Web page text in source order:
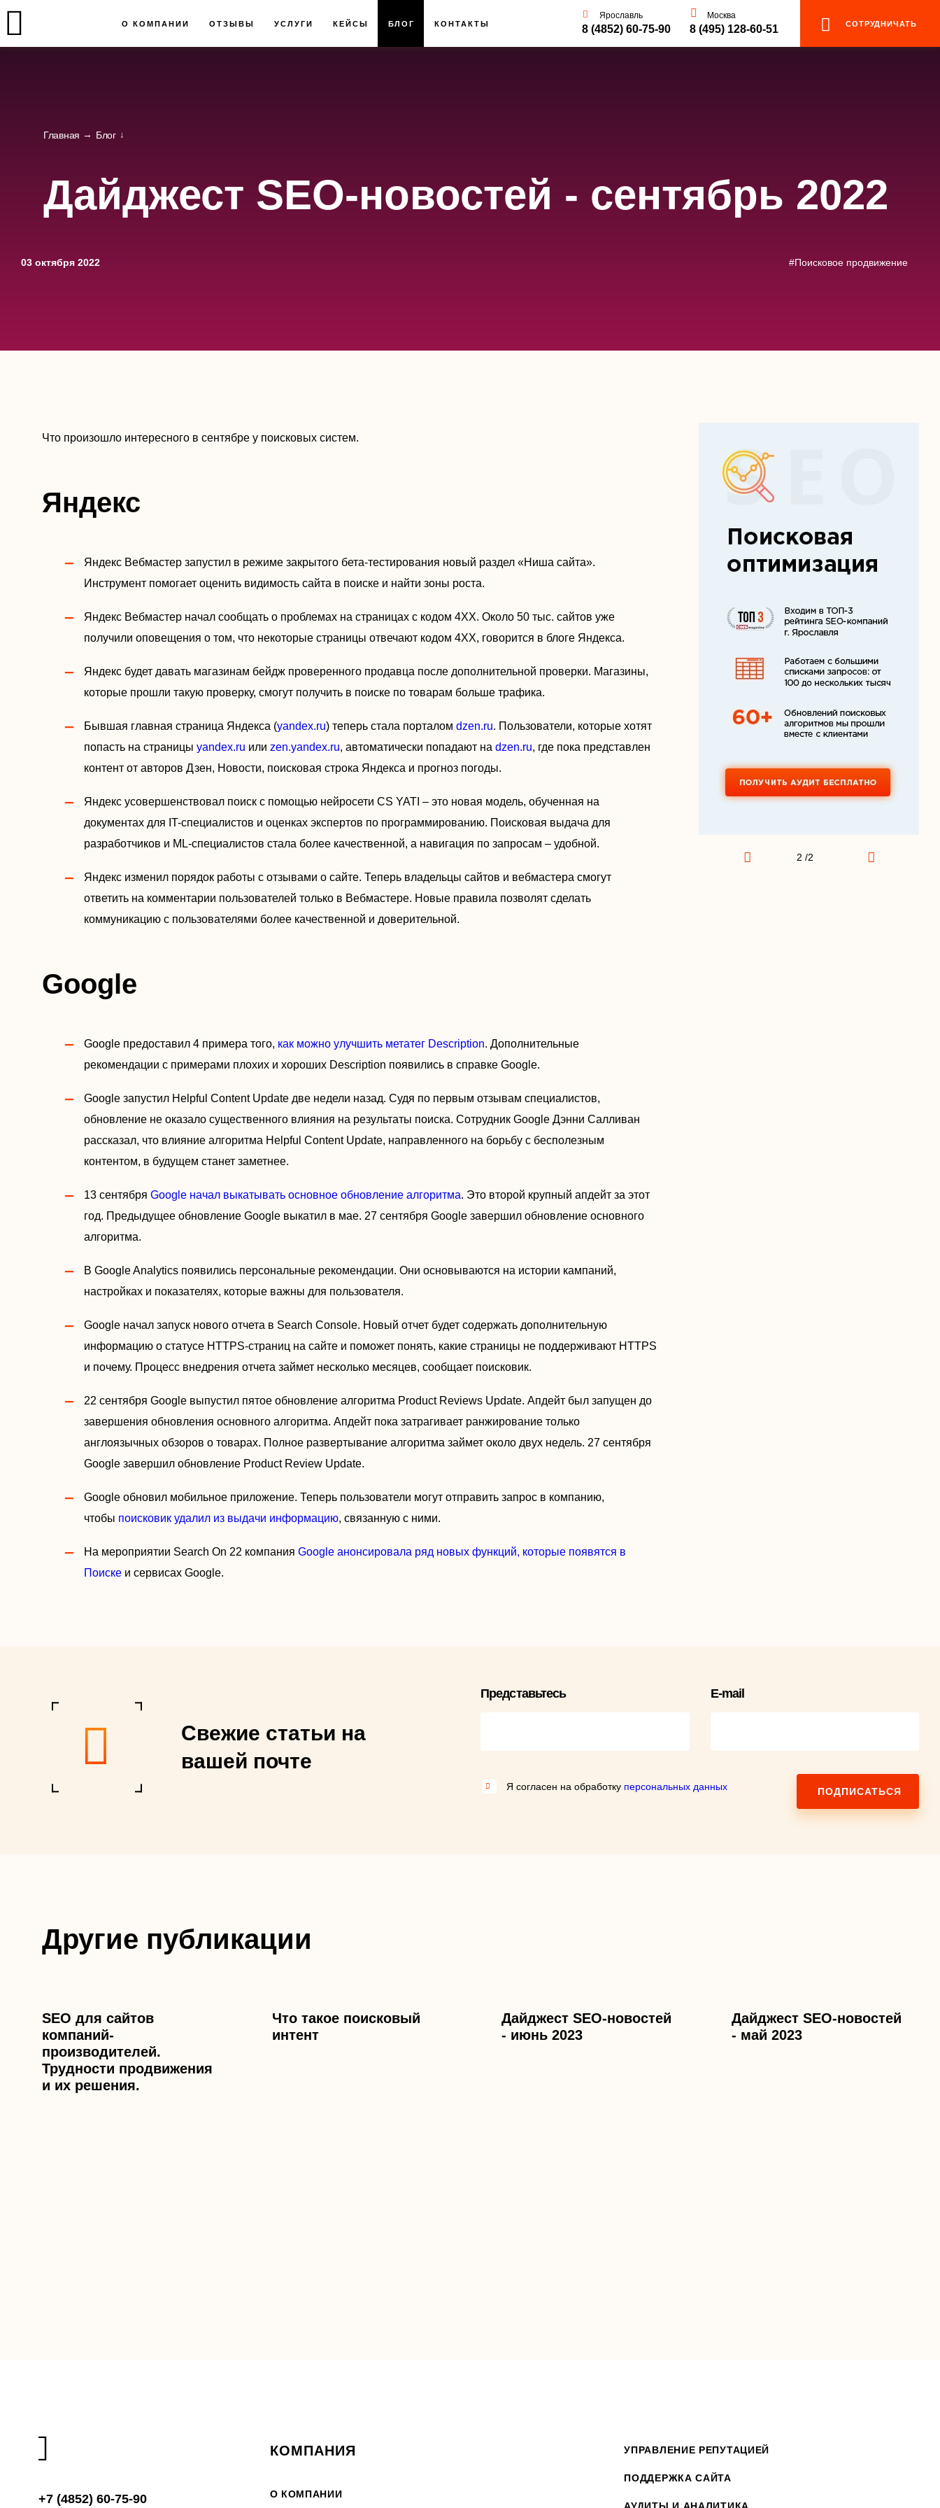
О КОМПАНИИ ОТЗЫВЫ УСЛУГИ КЕЙСЫ БЛОГ КОНТАКТЫ
Ярославль
8 (4852) 60-75-90
Москва
8 (495) 128-60-51 СОТРУДНИЧАТЬ
Главная Блог
Дайджест SEO-новостей - сентябрь 2022
03 октября 2022 #Поисковое продвижение
Что произошло интересного в сентябре у поисковых систем.
Яндекс
Яндекс Вебмастер запустил в режиме закрытого бета-тестирования новый раздел «Ниша сайта».
Инструмент помогает оценить видимость сайта в поиске и найти зоны роста.
Яндекс Вебмастер начал сообщать о проблемах на страницах с кодом 4ХХ. Около 50 тыс. сайтов уже
получили оповещения о том, что некоторые страницы отвечают кодом 4XX, говорится в блоге Яндекса.
Яндекс будет давать магазинам бейдж проверенного продавца после дополнительной проверки. Магазины,
которые прошли такую проверку, смогут получить в поиске по товарам больше трафика.
Бывшая главная страница Яндекса (yandex.ru) теперь стала порталом dzen.ru. Пользователи, которые хотят
попасть на страницы yandex.ru или zen.yandex.ru, автоматически попадают на dzen.ru, где пока представлен
контент от авторов Дзен, Новости, поисковая строка Яндекса и прогноз погоды.
Яндекс усовершенствовал поиск с помощью нейросети CS YATI – это новая модель, обученная на
документах для IT-специалистов и оценках экспертов по программированию. Поисковая выдача для
разработчиков и ML-специалистов стала более качественной, а навигация по запросам – удобной.
Яндекс изменил порядок работы с отзывами о сайте. Теперь владельцы сайтов и вебмастера смогут
ответить на комментарии пользователей только в Вебмастере. Новые правила позволят сделать
коммуникацию с пользователями более качественной и доверительной.
Google
Google предоставил 4 примера того, как можно улучшить метатег Description. Дополнительные
рекомендации с примерами плохих и хороших Description появились в справке Google.
Google запустил Helpful Content Update две недели назад. Судя по первым отзывам специалистов,
обновление не оказало существенного влияния на результаты поиска. Сотрудник Google Дэнни Салливан
рассказал, что влияние алгоритма Helpful Content Update, направленного на борьбу с бесполезным
контентом, в будущем станет заметнее.
13 сентября Google начал выкатывать основное обновление алгоритма. Это второй крупный апдейт за этот
год. Предыдущее обновление Google выкатил в мае. 27 сентября Google завершил обновление основного
алгоритма.
В Google Analytics появились персональные рекомендации. Они основываются на истории кампаний,
настройках и показателях, которые важны для пользователя.
Google начал запуск нового отчета в Search Console. Новый отчет будет содержать дополнительную
информацию о статусе HTTPS-страниц на сайте и поможет понять, какие страницы не поддерживают HTTPS
и почему. Процесс внедрения отчета займет несколько месяцев, сообщает поисковик.
22 сентября Google выпустил пятое обновление алгоритма Product Reviews Update. Апдейт был запущен до
завершения обновления основного алгоритма. Апдейт пока затрагивает ранжирование только
англоязычных обзоров о товарах. Полное развертывание алгоритма займет около двух недель. 27 сентября
Google завершил обновление Product Review Update.
Google обновил мобильное приложение. Теперь пользователи могут отправить запрос в компанию,
чтобы поисковик удалил из выдачи информацию, связанную с ними.
На мероприятии Search On 22 компания Google анонсировала ряд новых функций, которые появятся в
Поиске и сервисах Google.
2 2
Свежие статьи на
вашей почте
Представьтесь E-mail
Я согласен на обработку персональных данных ПОДПИСАТЬСЯ
Другие публикации
SEO для сайтов
компаний-
производителей.
Трудности продвижения
и их решения.
Что такое поисковый
интент
Дайджест SEO-новостей
- июнь 2023
Дайджест SEO-новостей
- май 2023
+7 (4852) 60-75-90
КОМПАНИЯ
О КОМПАНИИ
УПРАВЛЕНИЕ РЕПУТАЦИЕЙ
ПОДДЕРЖКА САЙТА